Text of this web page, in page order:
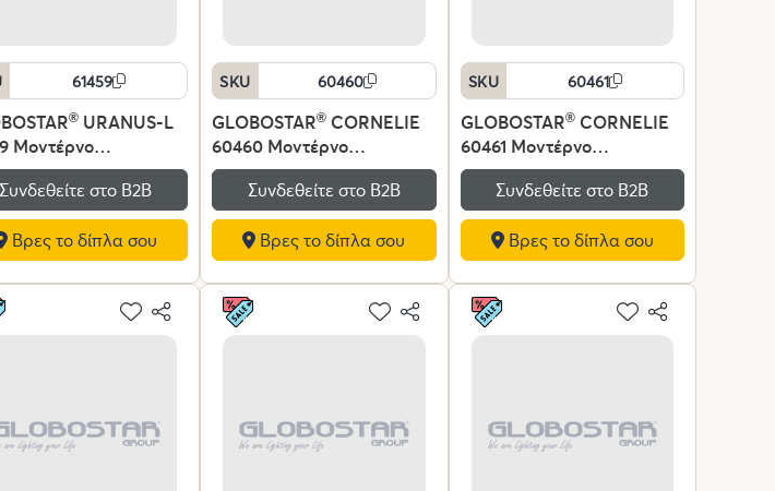
61459
®URANUS-L
Μοντέρνο
Φωτιστικό
με Ντουί 2 x E27
240V IP20 - Χρυσό
x Π50 x Υ77cm
Συνδεθείτε στο Β2Β
Βρες το δίπλα σου
SKU 60460
GLOBOSTAR® CORNELIE
60460 Μοντέρνο
Επιτραπέζιο Φωτιστικό
LED CCT 18W 1980lm 200°
AC 220-240V IP20
Ρυθμιζόμενο Λευκό CCT με
On/Off
2700K/4500K/6000K -
Lumileds SMD Chip -
Συνδεθείτε στο Β2Β
Βρες το δίπλα σου
SKU 60461
GLOBOSTAR®CORNELIE
60461 Μοντέρνο
Επιτραπέζιο Φωτιστικό
LED CCT 18W 1980lm 200°
AC 220-240V IP20
Ρυθμιζόμενο Λευκό CCT με
On/Off
2700K/4500K/6000K -
Lumileds SMD Chip -
Συνδεθείτε στο Β2Β
Βρες το δίπλα σου